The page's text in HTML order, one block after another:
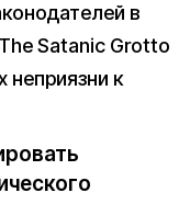
в
Satanic Grotto
неприязни к